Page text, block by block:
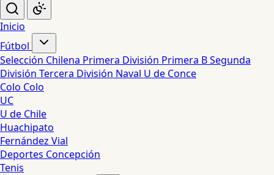
Inicio
Fútbol
Selección Chilena Primera División Primera BSegunda
División Tercera División Naval U de Conce
Colo Colo
UC
U de Chile
Huachipato
Fernández Vial
Deportes Concepción
Tenis